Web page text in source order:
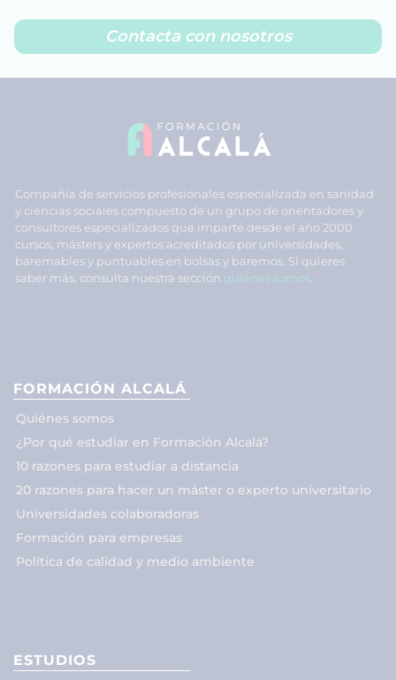
Contacta con nosotros
Compañía de servicios profesionales especializada en sanidad
y ciencias sociales compuesto de un grupo de orientadores y
consultores especializados que imparte desde el año 2000
cursos, másters y expertos acreditados por universidades,
baremables y puntuables en bolsas y baremos. Si quieres
saber más, consulta nuestra sección quiénes somos
FORMACIÓN ALCALÁ
Quiénes somos
¿Por qué estudiar en Formación Alcalá?
10 razones para estudiar a distancia
20 razones para hacer un máster o experto universitario
Universidades colaboradoras
Formación para empresas
Política de calidad y medio ambiente
ESTUDIOS